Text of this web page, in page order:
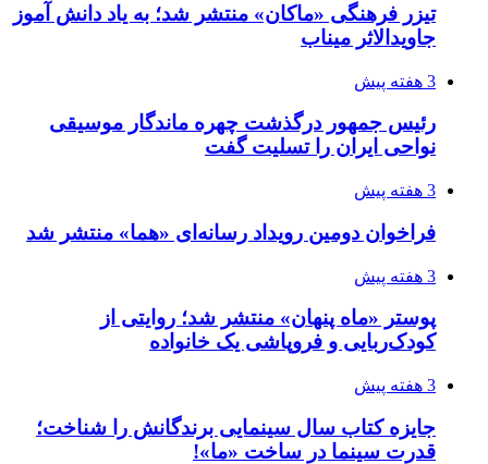
تیزر فرهنگی «ماکان» منتشر شد؛ به یاد دانش آموز
جاویدالاثر میناب
3 هفته پیش
رئیس جمهور درگذشت چهره ماندگار موسیقی
نواحی ایران را تسلیت گفت
3 هفته پیش
فراخوان دومین رویداد رسانه‌ای «هما» منتشر شد
3 هفته پیش
پوستر «ماه پنهان» منتشر شد؛ روایتی از
کودک‌ربایی و فروپاشی یک خانواده
3 هفته پیش
جایزه کتاب سال سینمایی برندگانش را شناخت؛
قدرت سینما در ساخت «ما»!